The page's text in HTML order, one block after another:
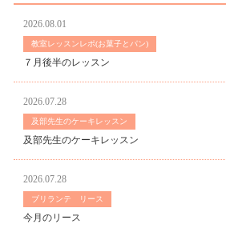
2026.08.01
教室レッスンレポ(お菓子とパン)
７月後半のレッスン
2026.07.28
及部先生のケーキレッスン
及部先生のケーキレッスン
2026.07.28
ブリランテ リース
今月のリース